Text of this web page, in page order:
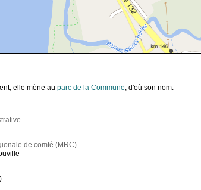
elle mène au parc de la Commune, d'où son nom.
de comté (MRC)